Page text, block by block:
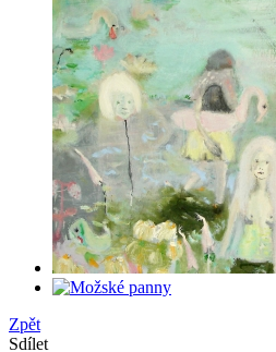
Zpět
Sdílet